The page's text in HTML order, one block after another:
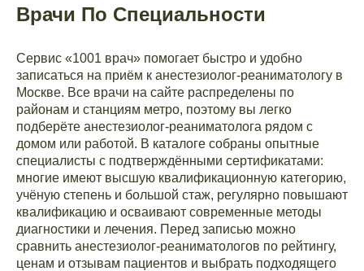
Врачи По Специальности
Сервис «1001 врач» помогает быстро и удобно
записаться на приём к анестезиолог-реаниматологу в
Москве. Все врачи на сайте распределены по
районам и станциям метро, поэтому вы легко
подберёте анестезиолог-реаниматолога рядом с
домом или работой. В каталоге собраны опытные
специалисты с подтверждёнными сертификатами:
многие имеют высшую квалификационную категорию,
учёную степень и большой стаж, регулярно повышают
квалификацию и осваивают современные методы
диагностики и лечения. Перед записью можно
сравнить анестезиолог-реаниматологов по рейтингу,
ценам и отзывам пациентов и выбрать подходящего